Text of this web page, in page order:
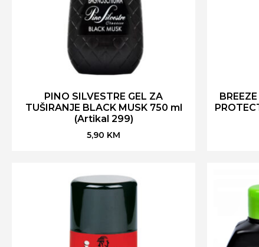
PINO SILVESTRE GEL ZA
TUŠIRANJE BLACK MUSK 750 ml
(Artikal 299)
5,90 KM